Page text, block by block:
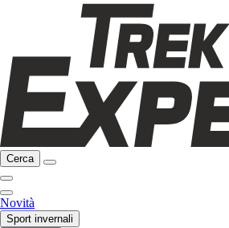
Cerca
Novità
Sport invernali